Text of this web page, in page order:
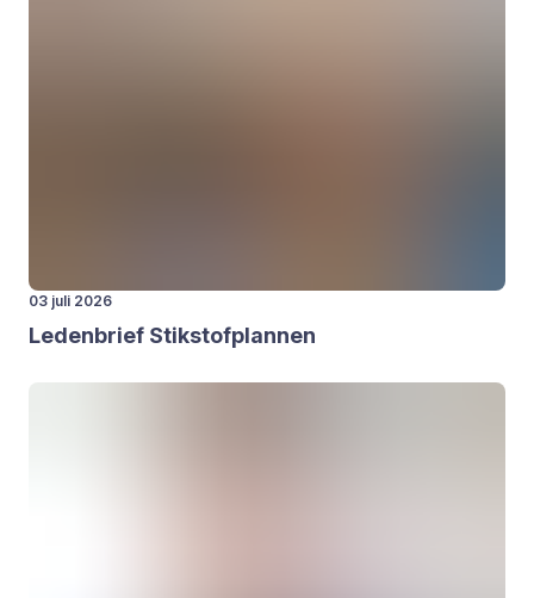
03 juli 2026
Leden­brief Stik­stof­plan­nen